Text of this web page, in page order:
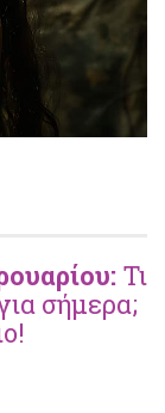
Τι
σήμερα;